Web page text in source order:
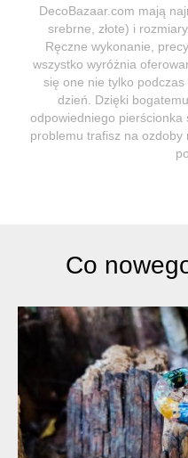
DecoBazaar.com mają
srebrne, złote) i
Ręczne wykonanie,
wszystko wyróżnia
się one nie tylko
dzień. Dzięki
odpowiedniego pierścionka
problemu trafisz na ozdoby
Co